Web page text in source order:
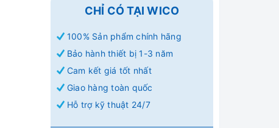
CHỈ CÓ TẠI WICO
100% Sản phẩm chính hãng
Bảo hành thiết bị 1-3 năm
Cam kết giá tốt nhất
Giao hàng toàn quốc
Hỗ trợ kỹ thuật 24/7